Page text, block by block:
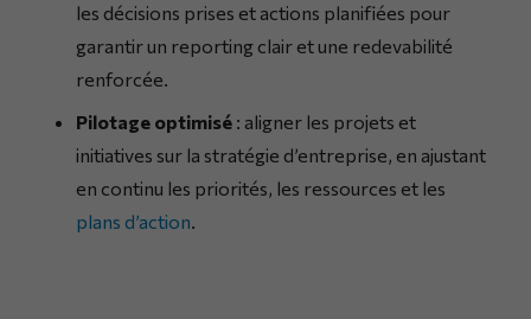
les décisions prises et actions planifiées pour
garantir un reporting clair et une redevabilité
renforcée.
Pilotage optimisé : aligner les projets et
initiatives sur la stratégie d’entreprise, en ajustant
en continu les priorités, les ressources et les
plans d’action.